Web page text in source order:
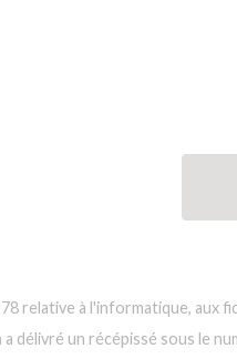
relative à l'informatique, aux
délivré un récépissé sous le